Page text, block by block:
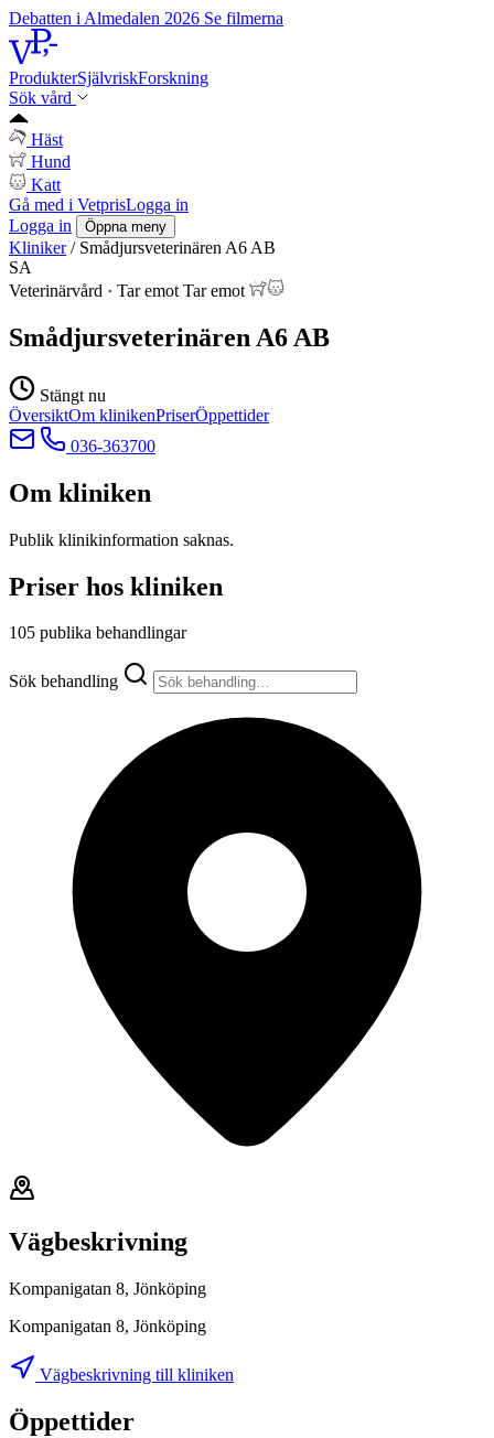
Debatten i Almedalen 2026 Se filmerna
ProdukterSjälvriskForskning
Sök vård
Häst
Hund
Katt
Gå med i VetprisLogga in
Logga in
Öppna meny
Kliniker / Smådjursveterinären A6 AB
SA
Veterinärvård · Tar emot Tar emot
Smådjursveterinären A6 AB
Stängt nu
ÖversiktOm klinikenPriserÖppettider
036-363700
Om kliniken
Publik klinikinformation saknas.
Priser hos kliniken
105 publika behandlingar
Sök behandling
Vägbeskrivning
Kompanigatan 8, Jönköping
Kompanigatan 8, Jönköping
Vägbeskrivning till kliniken
Öppettider